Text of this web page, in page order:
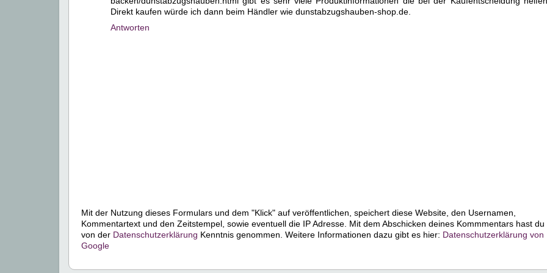
Direkt kaufen würde ich dann beim Händler wie dunstabzugshauben-shop.de.
Antworten
Mit der Nutzung dieses Formulars und dem "Klick" auf veröffentlichen, speichert diese Website, den Usernamen,
Kommentartext und den Zeitstempel, sowie eventuell die IP Adresse. Mit dem Abschicken deines Kommmentars hast du
von der Datenschutzerklärung Kenntnis genommen. Weitere Informationen dazu gibt es hier: Datenschutzerklärung von
Google